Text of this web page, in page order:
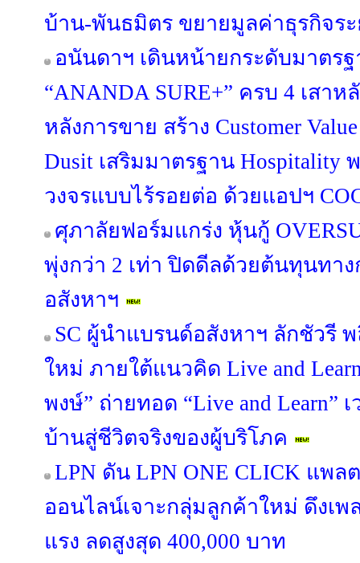
บ้าน-พันธมิตร ขยายมูลค่าธุรกิจระ
อนันดาฯ เดินหน้ายกระดับมาตร
“ANANDA SURE+” ครบ 4 เสา
หลังการขาย สร้าง Customer
Dusit เสริมมาตรฐาน Hospitality
วงจรแบบไร้รอยต่อ ด้วยแอปฯ
ศุภาลัยฟอร์มแกร่ง หุ้นกู้
พุ่งกว่า 2 เท่า ปิดดีลด้วยต้นทุนทา
อสังหาฯ
SC ผู้นำแบรนด์อสังหาฯ ลักชัวรี
ใหม่ ภายใต้แนวคิด Live and
พงษ์” ถ่ายทอด “Live and Learn”
บ้านสู่ชีวิตจริงของผู้บริโภค
LPN ดัน LPN ONE CLICK แพ
ออนไลน์เจาะกลุ่มลูกค้าใหม่ ดึงเ
แรง ลดสูงสุด 400,000 บาท